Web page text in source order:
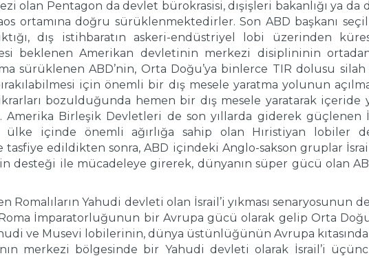
olan Pentagon da devlet bürokrasisi, dışişleri bakanlığı ya da
ortamına doğru sürüklenmektedirler. Son ABD başkanı
dış istihbaratın askeri-endüstriyel lobi üzerinden
beklenen Amerikan devletinin merkezi disiplininin ortadan
sürüklenen ABD’nin, Orta Doğu’ya binlerce TIR dolusu
için önemli bir dış mesele yaratma yolunun
bozulduğunda hemen bir dış mesele yaratarak içeride
Birleşik Devletleri de son yıllarda giderek güçlenen
ülke içinde önemli ağırlığa sahip olan Hıristiyan lobiler
edildikten sonra, ABD içindeki Anglo-sakson gruplar
desteği ile mücadeleye girerek, dünyanın süper gücü olan
Romalıların Yahudi devleti olan İsrail’i yıkması senaryosunun
İmparatorluğunun bir Avrupa gücü olarak gelip Orta
ve Musevi lobilerinin, dünya üstünlüğünün Avrupa
merkezi bölgesinde bir Yahudi devleti olarak İsrail’i